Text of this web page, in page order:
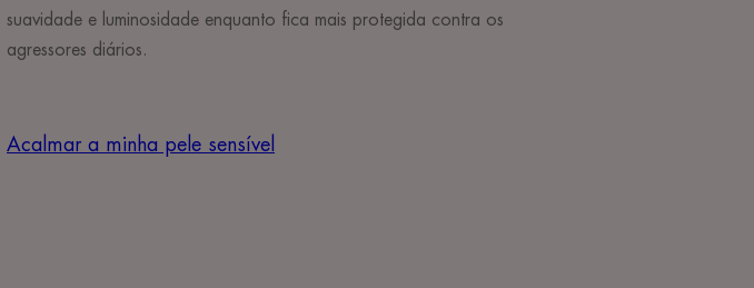
suavidade e luminosidade enquanto fica mais protegida contra os
agressores diários.
Acalmar a minha pele sensível